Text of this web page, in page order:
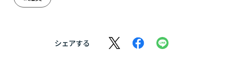
シェアする